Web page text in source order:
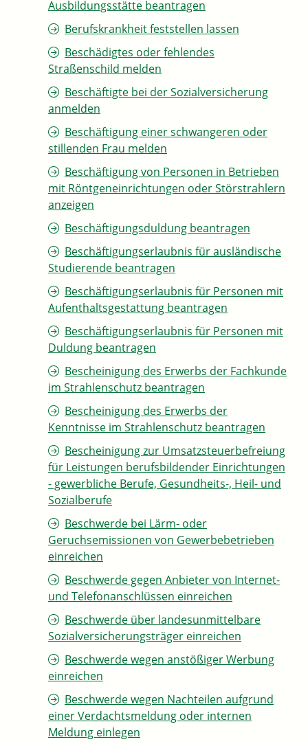
Ausbildungsstätte beantragen
Berufskrankheit feststellen lassen
Beschädigtes oder fehlendes
Straßenschild melden
Beschäftigte bei der Sozialversicherung
anmelden
Beschäftigung einer schwangeren oder
stillenden Frau melden
Beschäftigung von Personen in Betrieben
mit Röntgeneinrichtungen oder Störstrahlern
anzeigen
Beschäftigungsduldung beantragen
Beschäftigungserlaubnis für ausländische
Studierende beantragen
Beschäftigungserlaubnis für Personen mit
Aufenthaltsgestattung beantragen
Beschäftigungserlaubnis für Personen mit
Duldung beantragen
Bescheinigung des Erwerbs der Fachkunde
im Strahlenschutz beantragen
Bescheinigung des Erwerbs der
Kenntnisse im Strahlenschutz beantragen
Bescheinigung zur Umsatzsteuerbefreiung
für Leistungen berufsbildender Einrichtungen
- gewerbliche Berufe, Gesundheits-, Heil- und
Sozialberufe
Beschwerde bei Lärm- oder
Geruchsemissionen von Gewerbebetrieben
einreichen
Beschwerde gegen Anbieter von Internet-
und Telefonanschlüssen einreichen
Beschwerde über landesunmittelbare
Sozialversicherungsträger einreichen
Beschwerde wegen anstößiger Werbung
einreichen
Beschwerde wegen Nachteilen aufgrund
einer Verdachtsmeldung oder internen
Meldung einlegen